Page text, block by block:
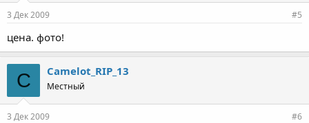
3 Дек 2009 #5
цена. фото!
C Camelot_RIP_13
Местный
3 Дек 2009 #6